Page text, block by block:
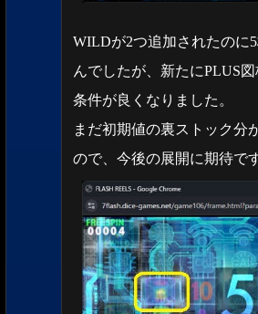
WILDが2つ追加されたのに
んでしたが、新たにPLUS
条件が良くなりました。
まだ初期値の裏ストック分
ので、今後の展開に期待です